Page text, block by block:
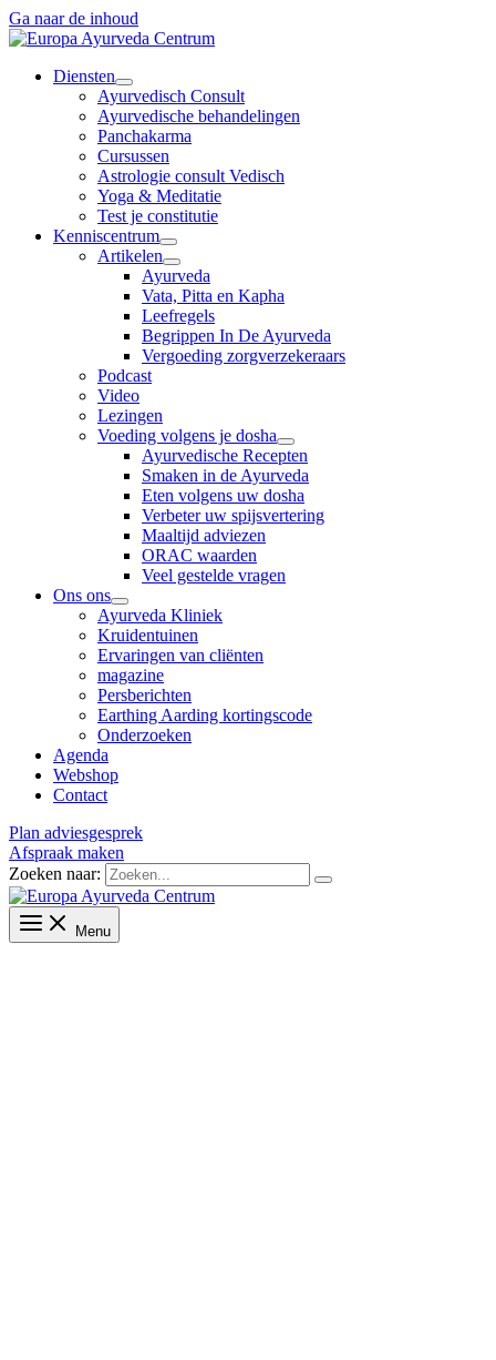
Ga naar de inhoud
Diensten
Ayurvedisch Consult
Ayurvedische behandelingen
Panchakarma
Cursussen
Astrologie consult Vedisch
Yoga & Meditatie
Test je constitutie
Kenniscentrum
Artikelen
Ayurveda
Vata, Pitta en Kapha
Leefregels
Begrippen In De Ayurveda
Vergoeding zorgverzekeraars
Podcast
Video
Lezingen
Voeding volgens je dosha
Ayurvedische Recepten
Smaken in de Ayurveda
Eten volgens uw dosha
Verbeter uw spijsvertering
Maaltijd adviezen
ORAC waarden
Veel gestelde vragen
Ons ons
Ayurveda Kliniek
Kruidentuinen
Ervaringen van cliënten
magazine
Persberichten
Earthing Aarding kortingscode
Onderzoeken
Agenda
Webshop
Contact
Plan adviesgesprek
Afspraak maken
Zoeken naar:
Menu